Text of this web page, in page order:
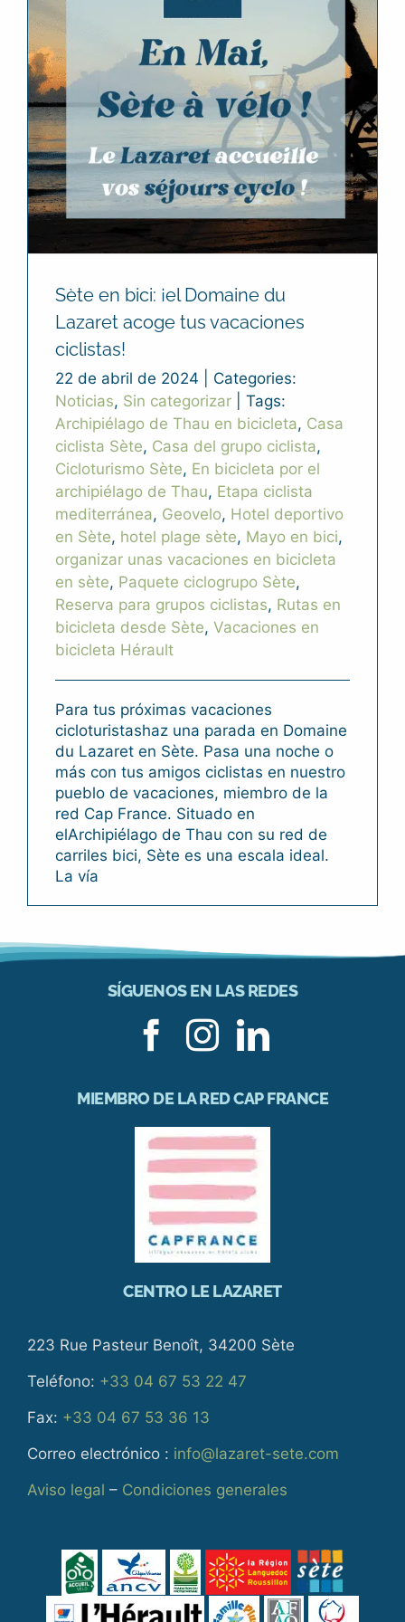
Sète en bici: ¡el Domaine du
Lazaret acoge tus vacaciones
ciclistas!
22 de abril de 2024
Categories:
Noticias, Sin categorizar
Tags:
Archipiélago de Thau en bicicleta, Casa
ciclista Sète, Casa del grupo ciclista,
Cicloturismo Sète, En bicicleta por el
archipiélago de Thau, Etapa ciclista
mediterránea, Geovelo, Hotel deportivo
en Sète, hotel plage sète, Mayo en bici,
organizar unas vacaciones en bicicleta
en sète, Paquete ciclogrupo Sète,
Reserva para grupos ciclistas, Rutas en
bicicleta desde Sète, Vacaciones en
bicicleta Hérault
Para tus próximas vacaciones
cicloturistashaz una parada en Domaine
du Lazaret en Sète. Pasa una noche o
más con tus amigos ciclistas en nuestro
pueblo de vacaciones, miembro de la
red Cap France. Situado en
elArchipiélago de Thau con su red de
carriles bici, Sète es una escala ideal.
La vía
SÍGUENOS EN LAS REDES
MIEMBRO DE LA RED CAP FRANCE
CENTRO LE LAZARET
223 Rue Pasteur Benoît, 34200 Sète
Teléfono: +33 04 67 53 22 47
Fax: +33 04 67 53 36 13
Correo electrónico : info@lazaret-sete.com
Aviso legal – Condiciones generales